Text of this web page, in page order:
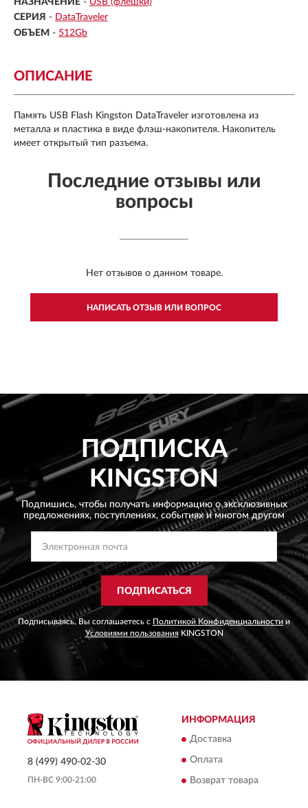
СЕРИЯ - DataTraveler
ОБЪЕМ - 512Gb
ОПИСАНИЕ
Память USB Flash Kingston DataTraveler изготовлена из
металла и пластика в виде флэш-накопителя. Накопитель
имеет открытый тип разъема.
Последние отзывы или
вопросы
Нет отзывов о данном товаре.
НАПИСАТЬ ОТЗЫВ ИЛИ ВОПРОС
ПОДПИСКА
KINGSTON
Подпишись, чтобы получать информацию о эксклюзивных
предложениях, поступлениях, событиях и многом другом
ПОДПИСАТЬСЯ
Подписываясь, Вы соглашаетесь с Политикой Конфиденциальности и
Условиями пользованияKINGSTON
8 (499) 490-02-30
ПН-ВС 9:00-21:00
ИНФОРМАЦИЯ
Доставка
Оплата
Возврат товара